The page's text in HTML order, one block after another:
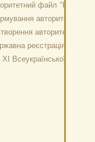
файл
авторитетного
авторитетного
реєстрація та
Всеукраїнської